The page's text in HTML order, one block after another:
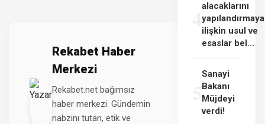
Rekabet Haber
Merkezi
Rekabet.net bağımsız
haber merkezi. Gündemin
nabzını tutan, etik ve
4alacaklarını
yapılandırmaya
ilişkin usul ve
esaslar bel...
Sanayi
Bakanı
Müjdeyi
verdi!